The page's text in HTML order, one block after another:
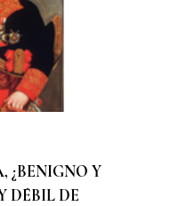
¿BENIGNO Y
DÉBIL DE